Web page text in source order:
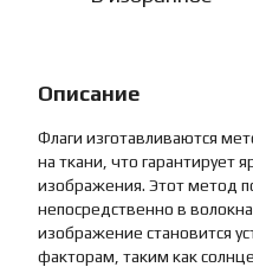
Описание
Флаги изготавливаются
на ткани, что гарантирует
изображения. Этот метод
непосредственно в
изображение становится
факторам, таким как солнце